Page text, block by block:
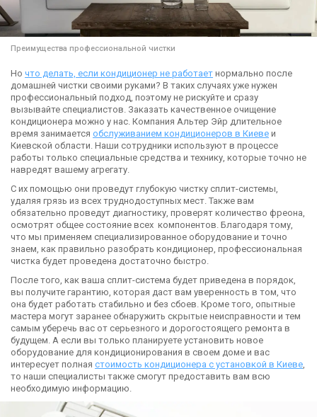
Преимущества профессиональной чистки
Но что делать, если кондиционер не работает нормально после
домашней чистки своими руками? В таких случаях уже нужен
профессиональный подход, поэтому не рискуйте и сразу
вызывайте специалистов. Заказать качественное очищение
кондиционера можно у нас. Компания Альтер Эйр длительное
время занимается обслуживанием кондиционеров в Киеве и
Киевской области. Наши сотрудники используют в процессе
работы только специальные средства и технику, которые точно не
навредят вашему агрегату.
С их помощью они проведут глубокую чистку сплит-системы,
удаляя грязь из всех труднодоступных мест. Также вам
обязательно проведут диагностику, проверят количество фреона,
осмотрят общее состояние всех компонентов. Благодаря тому,
что мы применяем специализированное оборудование и точно
знаем, как правильно разобрать кондиционер, профессиональная
чистка будет проведена достаточно быстро.
После того, как ваша сплит-система будет приведена в порядок,
вы получите гарантию, которая даст вам уверенность в том, что
она будет работать стабильно и без сбоев. Кроме того, опытные
мастера могут заранее обнаружить скрытые неисправности и тем
самым уберечь вас от серьезного и дорогостоящего ремонта в
будущем. А если вы только планируете установить новое
оборудование для кондиционирования в своем доме и вас
интересует полная стоимость кондиционера с установкой в Киеве,
то наши специалисты также смогут предоставить вам всю
необходимую информацию.